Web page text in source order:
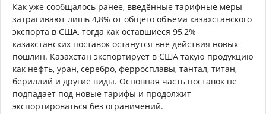
Как уже сообщалось ранее, введённые тарифные меры
затрагивают лишь 4,8% от общего объёма казахстанского
экспорта в США, тогда как оставшиеся 95,2%
казахстанских поставок останутся вне действия новых
пошлин. Казахстан экспортирует в США такую продукцию
как нефть, уран, серебро, ферросплавы, тантал, титан,
бериллий и другие виды. Основная часть поставок не
подпадает под новые тарифы и продолжит
экспортироваться без ограничений.